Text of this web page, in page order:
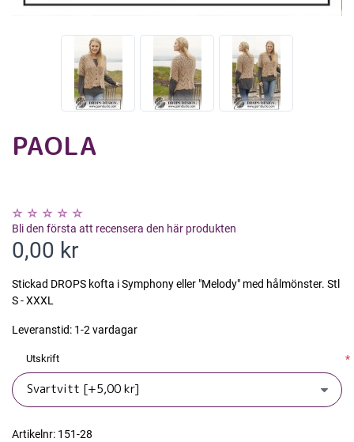
PAOLA
Bli den första att recensera den här produkten
0,00 kr
Stickad DROPS kofta i Symphony eller "Melody" med hålmönster. Stl
S - XXXL
Leveranstid: 1-2 vardagar
Utskrift *
Artikelnr: 151-28